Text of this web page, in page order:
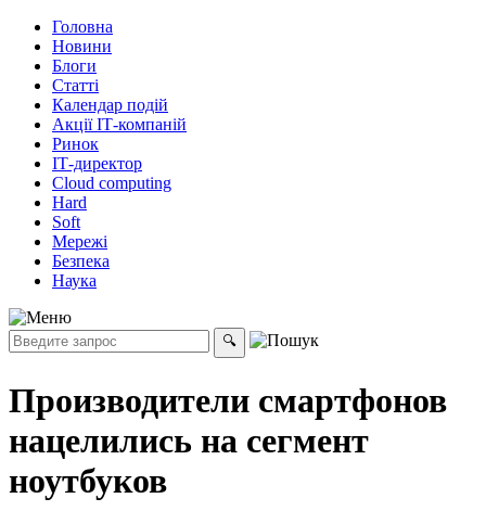
Головна
Новини
Блоги
Статті
Календар подій
Акції ІТ-компаній
Ринок
ІТ-директор
Cloud computing
Hard
Soft
Мережі
Безпека
Наука
Производители смартфонов
нацелились на сегмент
ноутбуков